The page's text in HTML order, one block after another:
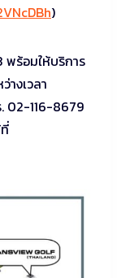
)
พร้อมให้บริการ
างเวลา
02-116-8679